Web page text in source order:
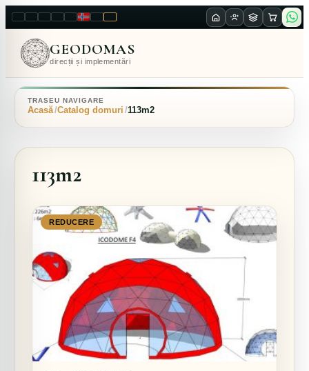
LT ENPL FRRUNOSKRO
GEODOMAS
direcții și implementări
TRASEU NAVIGARE
Acasă Catalog domuri 113m2
113m2
REDUCERE